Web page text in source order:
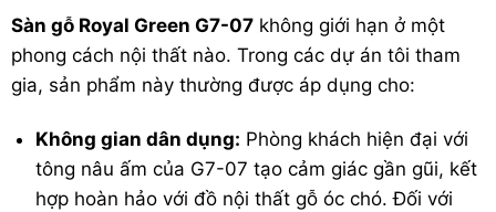
Sàn gỗ Royal Green G7-07 không giới hạn ở một
phong cách nội thất nào. Trong các dự án tôi tham
gia, sản phẩm này thường được áp dụng cho:
Không gian dân dụng: Phòng khách hiện đại với
tông nâu ấm của G7-07 tạo cảm giác gần gũi, kết
hợp hoàn hảo với đồ nội thất gỗ óc chó. Đối với